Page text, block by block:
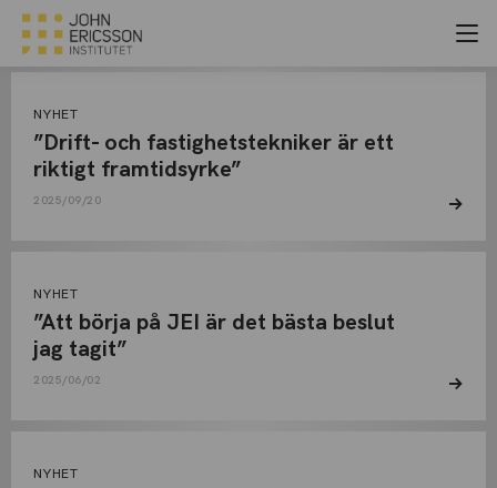
OKATEGORISERADE
NYHET
”Drift- och fastighetstekniker är ett
riktigt framtidsyrke”
2025/09/20
NYHET
”Att börja på JEI är det bästa beslut
jag tagit”
2025/06/02
NYHET